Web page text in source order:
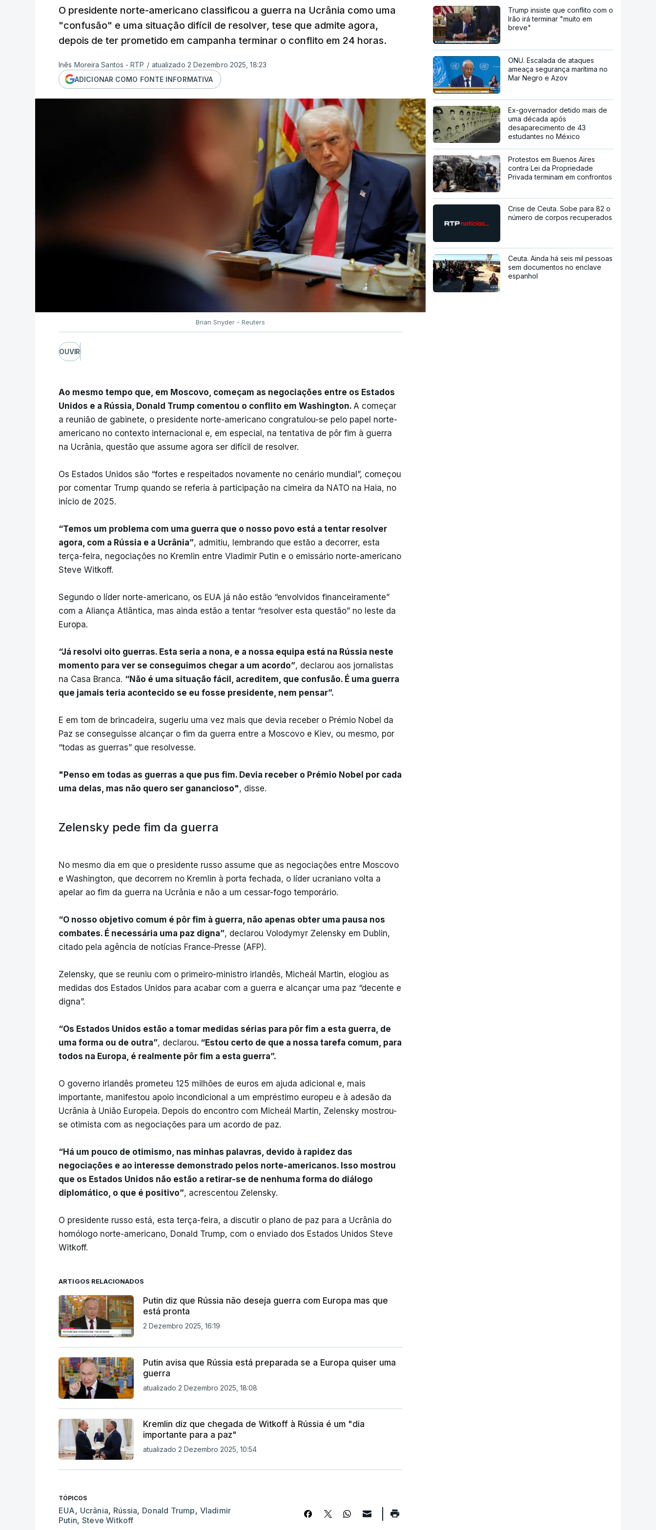
O presidente norte-americano classificou a guerra na Ucrânia como uma
"confusão" e uma situação difícil de resolver, tese que admite agora,
depois de ter prometido em campanha terminar o conflito em 24 horas.
Inês Moreira Santos - RTP / atualizado 2 Dezembro 2025, 18:23
ADICIONAR COMO FONTE INFORMATIVA
Brian Snyder - Reuters
OUVIR
Ao mesmo tempo que, em Moscovo, começam as negociações entre os Estados
Unidos e a Rússia, Donald Trump comentou o conflito em Washington. A começar
a reunião de gabinete, o presidente norte-americano congratulou-se pelo papel norte-
americano no contexto internacional e, em especial, na tentativa de pôr fim à guerra
na Ucrânia, questão que assume agora ser difícil de resolver.
Os Estados Unidos são “fortes e respeitados novamente no cenário mundial”, começou
por comentar Trump quando se referia à participação na cimeira da NATO na Haia, no
início de 2025.
“Temos um problema com uma guerra que o nosso povo está a tentar resolver
agora, com a Rússia e a Ucrânia”, admitiu, lembrando que estão a decorrer, esta
terça-feira, negociações no Kremlin entre Vladimir Putin e o emissário norte-americano
Steve Witkoff.
Segundo o líder norte-americano, os EUA já não estão “envolvidos financeiramente”
com a Aliança Atlântica, mas ainda estão a tentar “resolver esta questão” no leste da
Europa.
“Já resolvi oito guerras. Esta seria a nona, e a nossa equipa está na Rússia neste
momento para ver se conseguimos chegar a um acordo”, declarou aos jornalistas
na Casa Branca. “Não é uma situação fácil, acreditem, que confusão. É uma guerra
que jamais teria acontecido se eu fosse presidente, nem pensar”.
E em tom de brincadeira, sugeriu uma vez mais que devia receber o Prémio Nobel da
Paz se conseguisse alcançar o fim da guerra entre a Moscovo e Kiev, ou mesmo, por
“todas as guerras” que resolvesse.
"Penso em todas as guerras a que pus fim. Devia receber o Prémio Nobel por cada
uma delas, mas não quero ser ganancioso", disse.
Zelensky pede fim da guerra
No mesmo dia em que o presidente russo assume que as negociações entre Moscovo
e Washington, que decorrem no Kremlin à porta fechada, o líder ucraniano volta a
apelar ao fim da guerra na Ucrânia e não a um cessar-fogo temporário.
“O nosso objetivo comum é pôr fim à guerra, não apenas obter uma pausa nos
combates. É necessária uma paz digna”, declarou Volodymyr Zelensky em Dublin,
citado pela agência de notícias France-Presse (AFP).
Zelensky, que se reuniu com o primeiro-ministro irlandês, Micheál Martin, elogiou as
medidas dos Estados Unidos para acabar com a guerra e alcançar uma paz “decente e
digna”.
“Os Estados Unidos estão a tomar medidas sérias para pôr fim a esta guerra, de
uma forma ou de outra”, declarou. “Estou certo de que a nossa tarefa comum, para
todos na Europa, é realmente pôr fim a esta guerra”.
O governo irlandês prometeu 125 milhões de euros em ajuda adicional e, mais
importante, manifestou apoio incondicional a um empréstimo europeu e à adesão da
Ucrânia à União Europeia. Depois do encontro com Micheál Martin, Zelensky mostrou-
se otimista com as negociações para um acordo de paz.
“Há um pouco de otimismo, nas minhas palavras, devido à rapidez das
negociações e ao interesse demonstrado pelos norte-americanos. Isso mostrou
que os Estados Unidos não estão a retirar-se de nenhuma forma do diálogo
diplomático, o que é positivo”, acrescentou Zelensky.
O presidente russo está, esta terça-feira, a discutir o plano de paz para a Ucrânia do
homólogo norte-americano, Donald Trump, com o enviado dos Estados Unidos Steve
Witkoff.
ARTIGOS RELACIONADOS
Putin diz que Rússia não deseja guerra com Europa mas que
está pronta
2 Dezembro 2025, 16:19
Putin avisa que Rússia está preparada se a Europa quiser uma
guerra
atualizado 2 Dezembro 2025, 18:08
Kremlin diz que chegada de Witkoff à Rússia é um "dia
importante para a paz"
atualizado 2 Dezembro 2025, 10:54
TÓPICOS
EUA, Ucrânia, Rússia, Donald Trump, Vladimir
Putin, Steve Witkoff
Trump insiste que conflito com o
Irão irá terminar "muito em
breve"
ONU. Escalada de ataques
ameaça segurança marítima no
Mar Negro e Azov
Ex-governador detido mais de
uma década após
desaparecimento de 43
estudantes no México
Protestos em Buenos Aires
contra Lei da Propriedade
Privada terminam em confrontos
Crise de Ceuta. Sobe para 82 o
número de corpos recuperados
Ceuta. Ainda há seis mil pessoas
sem documentos no enclave
espanhol